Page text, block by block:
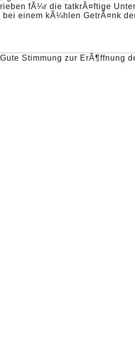
fÃ¼r die tatkrÃ¤ftige
einem kÃ¼hlen GetrÃ¤nk